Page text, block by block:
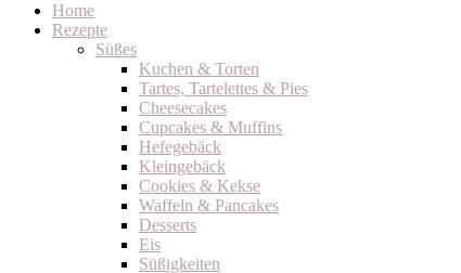
Home
Rezepte
Süßes
Kuchen & Torten
Tartes, Tartelettes & Pies
Cheesecakes
Cupcakes & Muffins
Hefegebäck
Kleingebäck
Cookies & Kekse
Waffeln & Pancakes
Desserts
Eis
Süßigkeiten